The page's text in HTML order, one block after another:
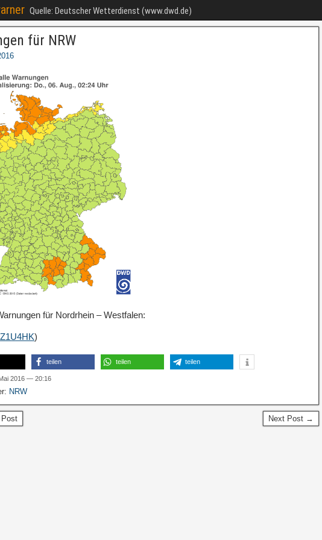
Quelle: Deutscher Wetterdienst (www.dwd.de)
für NRW
für Nordrhein – Westfalen:
)
teilen teilen teilen
2016 — 20:16
NRW
Next Post →